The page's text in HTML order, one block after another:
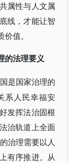
属性与人文属
线，才能让智
值。
的法理要义
是国家治理的
系人民幸福安
发挥法治固根
治轨道上全面
治理需要以人
有序推进。从